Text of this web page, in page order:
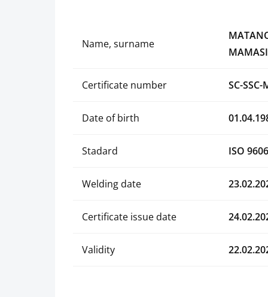
Name, surname
Certificate number SC-
Date of birth
Stadard ISO
Welding date
Certificate issue date
Validity